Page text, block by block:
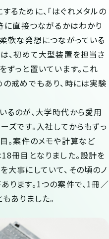
るために、「はぐれメタルの
に直接つながるかはわかり
軟な発想につながっている
、初めて大型装置を担当さ
っと置いています。これ
の戒めでもあり、時には実験
るのが、大学時代から愛用
ズです。入社してからもずっ
。案件のメモや計算など
冊目となりました。設計を
大事にしていて、その頃のノ
ります。1つの案件で、1冊／
ありました。